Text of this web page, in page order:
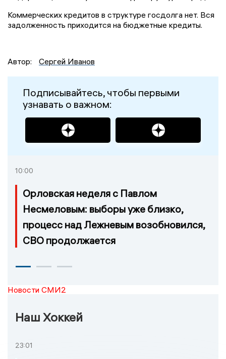
Коммерческих кредитов в структуре госдолга нет. Вся
задолженность приходится на бюджетные кредиты.
Автор: Сергей Иванов
Подписывайтесь, чтобы первыми
узнавать о важном:
10:00
Орловская неделя с Павлом
Несмеловым: выборы уже близко,
процесс над Лежневым возобновился,
СВО продолжается
Новости СМИ2
Наш Хоккей
23:01